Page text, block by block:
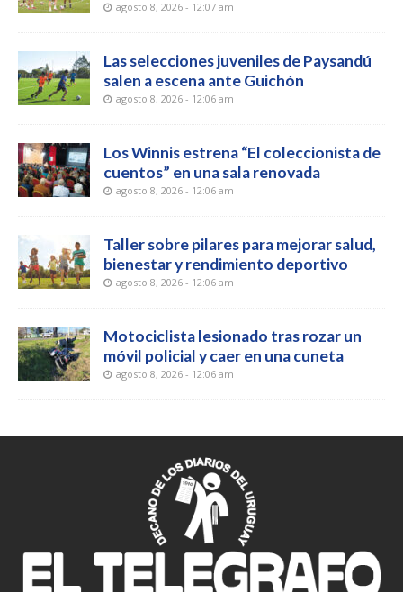
agosto 8, 2026 - 12:07 am
Las selecciones juveniles de Paysandú
salen a escena ante Guichón
agosto 8, 2026 - 12:06 am
Los Winnis estrena “El coleccionista de
cuentos” en una sala renovada
agosto 8, 2026 - 12:06 am
Taller sobre pilares para mejorar salud,
bienestar y rendimiento deportivo
agosto 8, 2026 - 12:06 am
Motociclista lesionado tras rozar un
móvil policial y caer en una cuneta
agosto 8, 2026 - 12:06 am